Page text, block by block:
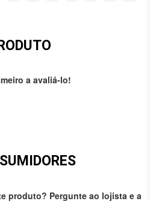
a avaliá-lo!
produto? Pergunte ao lojista e a